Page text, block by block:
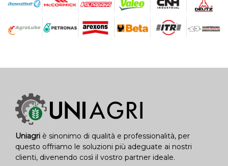
Uniagri è sinonimo di qualità e professionalità, per
questo offriamo le soluzioni più adeguate ai nostri
clienti, divenendo così il vostro partner ideale.